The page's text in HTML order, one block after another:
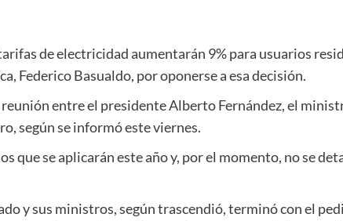
de electricidad aumentarán 9% para usuarios
Federico Basualdo, por oponerse a esa decisión.
reunión entre el presidente Alberto Fernández, el
según se informó este viernes.
que se aplicarán este año y, por el momento, no se
y sus ministros, según trascendió, terminó con el